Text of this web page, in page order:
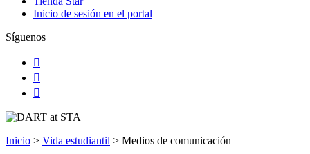
Inicio de sesión en el portal
Síguenos
Inicio > Vida estudiantil > Medios de comunicación